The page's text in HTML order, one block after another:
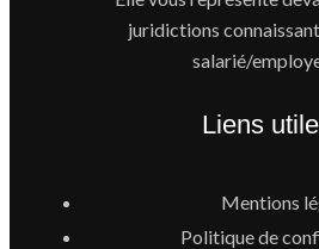
juridictions
salarié/
Liens
Mentions
Politique de